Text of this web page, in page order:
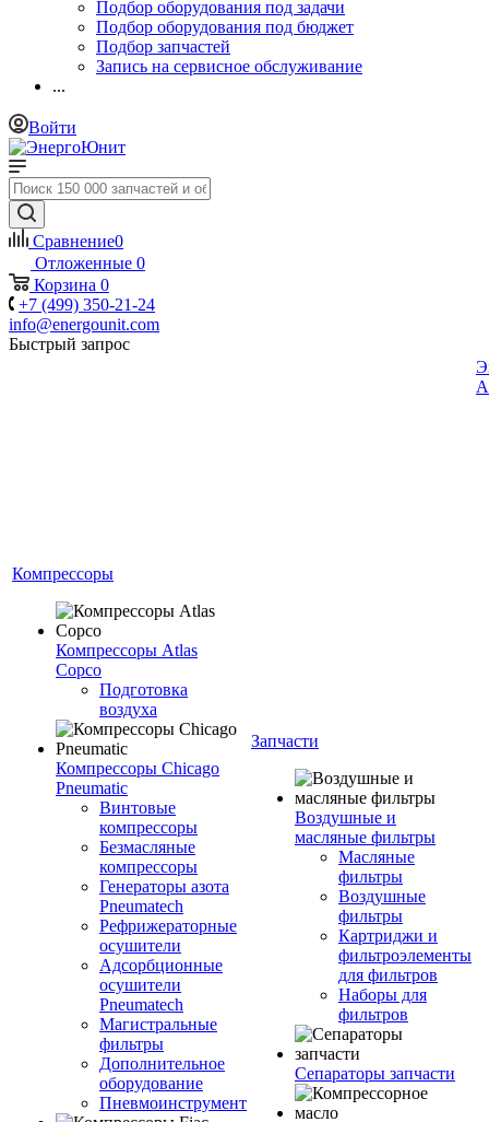
Подбор оборудования под задачи
Подбор оборудования под бюджет
Подбор запчастей
Запись на сервисное обслуживание
...
Войти
Сравнение0
Отложенные 0
Корзина 0
+7 (499) 350-21-24
info@energounit.com
Быстрый запрос
Компрессоры
Компрессоры Atlas
Copco
Подготовка
воздуха
Компрессоры Chicago
Pneumatic
Винтовые
компрессоры
Безмасляные
компрессоры
Генераторы азота
Pneumatech
Рефрижераторные
осушители
Адсорбционные
осушители
Pneumatech
Магистральные
фильтры
Дополнительное
оборудование
Пневмоинструмент
Запчасти
Воздушные и
масляные фильтры
Масляные
фильтры
Воздушные
фильтры
Картриджи и
фильтроэлементы
для фильтров
Наборы для
фильтров
Сепараторы запчасти